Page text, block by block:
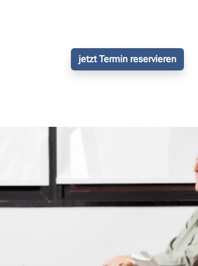
jetzt Termin reservieren